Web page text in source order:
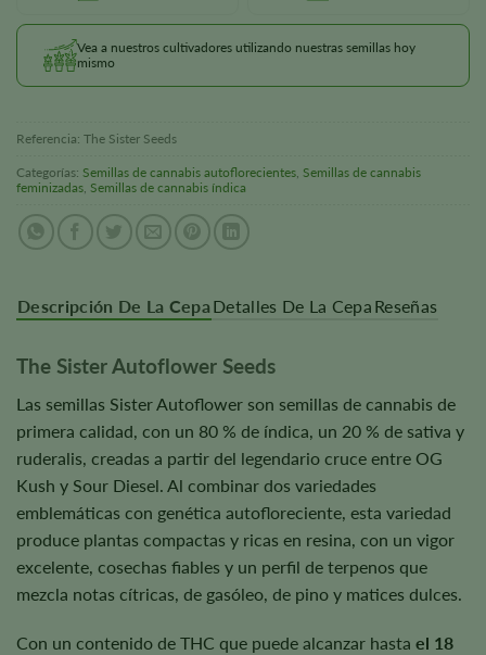
Vea a nuestros cultivadores utilizando nuestras semillas hoy
mismo
Referencia: The Sister Seeds
Categorías: Semillas de cannabis autoflorecientes Semillas de cannabis
feminizadas Semillas de cannabis índica
Descripción De La Cepa Detalles De La Cepa Reseñas
The Sister Autoflower Seeds
Las semillas Sister Autoflower son semillas de cannabis de
primera calidad, con un 80 % de índica, un 20 % de sativa y
ruderalis, creadas a partir del legendario cruce entre OG
Kush y Sour Diesel. Al combinar dos variedades
emblemáticas con genética autofloreciente, esta variedad
produce plantas compactas y ricas en resina, con un vigor
excelente, cosechas fiables y un perfil de terpenos que
mezcla notas cítricas, de gasóleo, de pino y matices dulces.
Con un contenido de THC que puede alcanzar hasta el 18